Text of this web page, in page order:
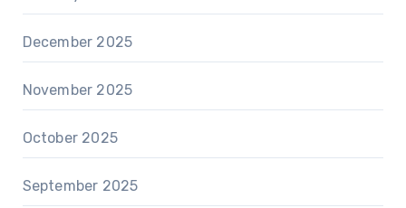
December 2025
November 2025
October 2025
September 2025